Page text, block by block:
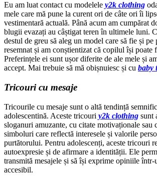
Eu am luat contact cu modelele y2k clothing
mele care mă pune la curent ori de câte ori îi
vestimentară actuală. Până acum am cumpărat
blugii evazați au câștigat teren în ultimele luni.
destul de greu să aleg un model care să fie și
resemnat și am conștientizat că copilul își poate
Preferințele ei sunt ușor diferite de ale mele și
accept. Mai trebuie să mă obișnuiesc și cu baby
Tricouri cu mesaje
Tricourile cu mesaje sunt o altă tendință
adolescentină. Aceste tricouri y2k clothing sunt
sloganuri amuzante, cu citate motivaționale sau
simboluri care reflectă interesele și valorile
purtătorului. Pentru adolescenți, aceste tricouri
autoexpresie și de afirmare a identității. Ele
transmită mesajele și să își exprime opiniile
accesibil.